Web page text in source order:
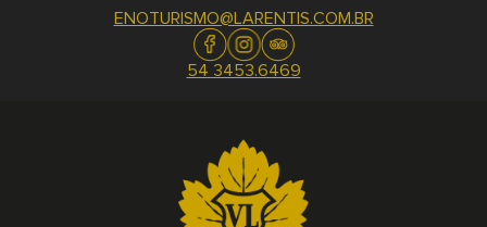
ENOTURISMO@LARENTIS.COM.BR
54 3453.6469